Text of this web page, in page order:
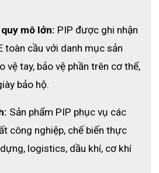
mô lớn: PIP được ghi nhận
toàn cầu với danh mục sản
vệ tay, bảo vệ phần trên cơ thể,
bảo hộ.
Sản phẩm PIP phục vụ các
công nghiệp, chế biến thực
logistics, dầu khí, cơ khí